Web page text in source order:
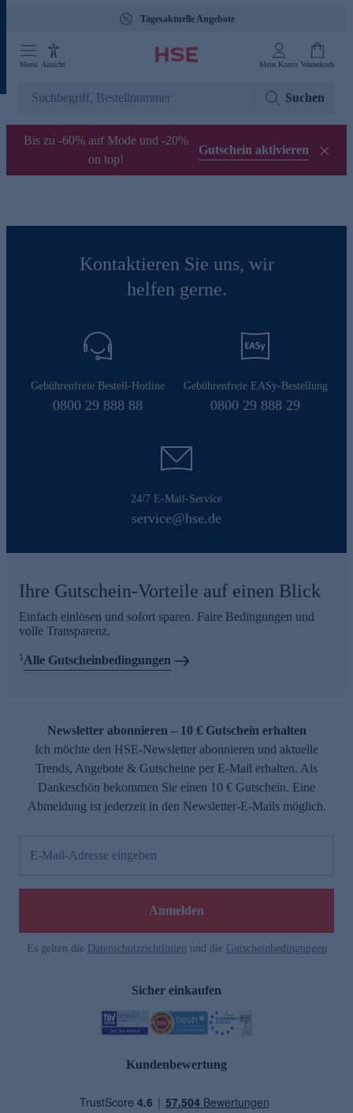
Tagesaktuelle Angebote
Menü Ansicht Mein Konto Warenkorb
Suchen
Bis zu -60% auf Mode und -20%
on top!
Gutschein aktivieren
Kontaktieren Sie uns, wir
helfen gerne.
Gebührenfreie Bestell-Hotline
0800 29 888 88
Gebührenfreie EASy-Bestellung
0800 29 888 29
24/7 E-Mail-Service
service@hse.de
Ihre Gutschein-Vorteile auf einen Blick
Einfach einlösen und sofort sparen. Faire Bedingungen und
volle Transparenz.
1Alle Gutscheinbedingungen
Newsletter abonnieren – 10 € Gutschein erhalten
Ich möchte den HSE-Newsletter abonnieren und aktuelle
Trends, Angebote & Gutscheine per E-Mail erhalten. Als
Dankeschön bekommen Sie einen 10 € Gutschein. Eine
Abmeldung ist jederzeit in den Newsletter-E-Mails möglich.
E-Mail-Adresse eingeben
Anmelden
Es gelten die Datenschutzrichtlinien und die Gutscheinbedingungen
Sicher einkaufen
Kundenbewertung